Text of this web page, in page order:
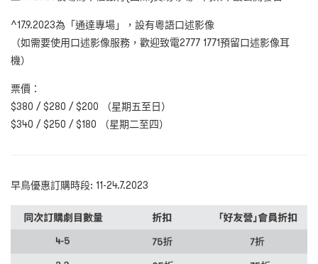
^17.9.2023為「通達專場」，設有粵語口述影像
（如需要使用口述影像服務，歡迎致電2777 1771預留口述影像耳
機）
票價：
$380 / $280 / $200 （星期五至日）
$340 / $250 / $180 （星期二至四）
早鳥優惠訂購時段: 11-24.7.2023